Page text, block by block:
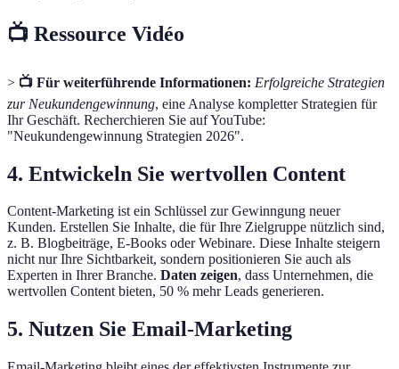
📺 Ressource Vidéo
> 📺 Für weiterführende Informationen: Erfolgreiche Strategien
zur Neukundengewinnung, eine Analyse kompletter Strategien für
Ihr Geschäft. Recherchieren Sie auf YouTube:
"Neukundengewinnung Strategien 2026".
4. Entwickeln Sie wertvollen Content
Content-Marketing ist ein Schlüssel zur Gewinngung neuer
Kunden. Erstellen Sie Inhalte, die für Ihre Zielgruppe nützlich sind,
z. B. Blogbeiträge, E-Books oder Webinare. Diese Inhalte steigern
nicht nur Ihre Sichtbarkeit, sondern positionieren Sie auch als
Experten in Ihrer Branche. Daten zeigen, dass Unternehmen, die
wertvollen Content bieten, 50 % mehr Leads generieren.
5. Nutzen Sie Email-Marketing